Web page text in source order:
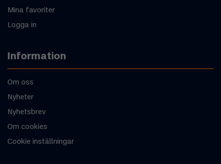
Mina favoriter
Logga in
Information
Om oss
Nyheter
Nyhetsbrev
Om cookies
Cookie inställningar